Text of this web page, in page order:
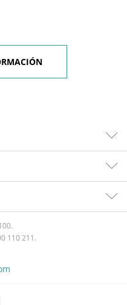
110 211.